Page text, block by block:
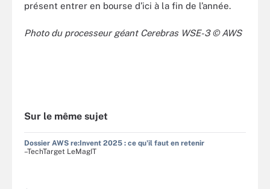
présent entrer en bourse d’ici à la fin de l’année.
Photo du processeur géant Cerebras WSE-3 © AWS
Sur le même sujet
Dossier AWS re:Invent 2025 : ce qu'il faut en retenir
–TechTarget LeMagIT